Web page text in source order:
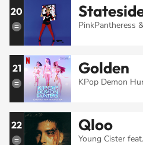
20
PinkPantheress
21 Golden
KPop Demon
22 Qloo
Young Cister